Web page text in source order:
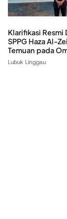
Klarifikasi Resmi
SPPG Haza Al-
Temuan pada
Lubuk Linggau